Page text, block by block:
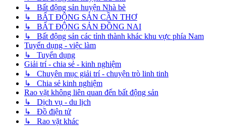
↳ Bất động sản huyện Nhà bè
↳ BẤT ĐỘNG SẢN CẦN THƠ
↳ BẤT ĐỘNG SẢN ĐỒNG NAI
↳ Bất động sản các tỉnh thành khác khu vực phía Nam
Tuyển dụng - việc làm
↳ Tuyển dụng
Giải trí - chia sẻ - kinh nghiệm
↳ Chuyên mục giải trí - chuyện trò linh tinh
↳ Chia sẻ kinh nghiệm
Rao vặt không liên quan đến bất động sản
↳ Dịch vụ - du lịch
↳ Đồ điện tử
↳ Rao vặt khác